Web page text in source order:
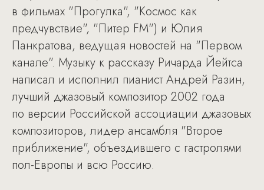
в фильмах "Прогулка", "Космос как
предчувствие", "Питер FM") и Юлия
Панкратова, ведущая новостей на "Первом
канале". Музыку к рассказу Ричарда Йейтса
написал и исполнил пианист Андрей Разин,
лучший джазовый композитор 2002 года
по версии Российской ассоциации джазовых
композиторов, лидер ансамбля "Второе
приближение", объездившего с гастролями
пол-Европы и всю Россию.